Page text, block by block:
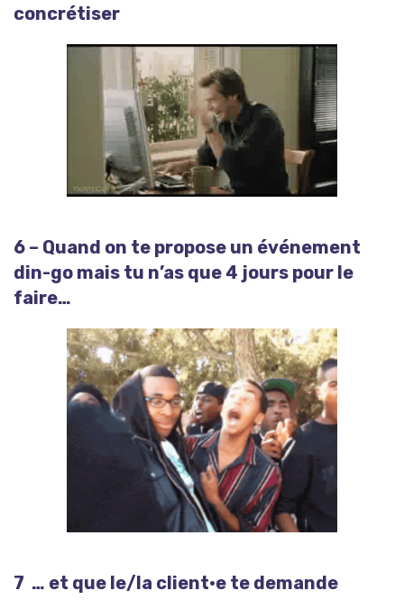
concrétiser
6 – Quand on te propose un événement
din-go mais tu n’as que 4 jours pour le
faire…
7 … et que le/la client·e te demande